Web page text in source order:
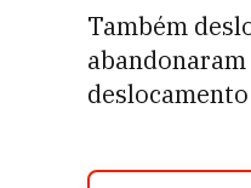
Também